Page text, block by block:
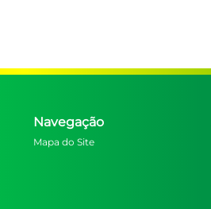
Navegação
Mapa do Site